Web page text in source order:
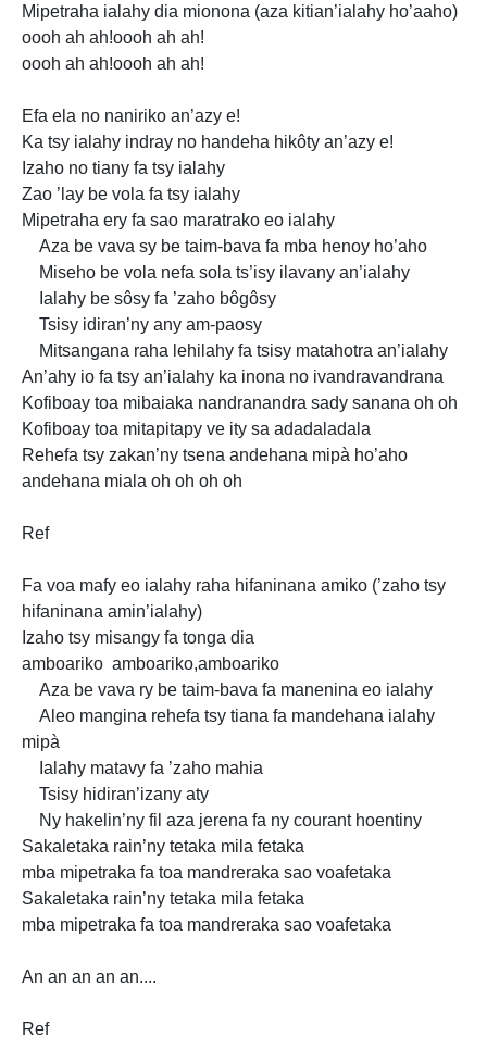
Mipetraha ialahy dia mionona (aza kitian’ialahy ho’aaho)
oooh ah ah!oooh ah ah!
oooh ah ah!oooh ah ah!
Efa ela no naniriko an’azy e!
Ka tsy ialahy indray no handeha hikôty an’azy e!
Izaho no tiany fa tsy ialahy
Zao ’lay be vola fa tsy ialahy
Mipetraha ery fa sao maratrako eo ialahy
Aza be vava sy be taim-bava fa mba henoy ho’aho
Miseho be vola nefa sola ts’isy ilavany an’ialahy
Ialahy be sôsy fa ’zaho bôgôsy
Tsisy idiran’ny any am-paosy
Mitsangana raha lehilahy fa tsisy matahotra an’ialahy
An’ahy io fa tsy an’ialahy ka inona no ivandravandrana
Kofiboay toa mibaiaka nandranandra sady sanana oh oh
Kofiboay toa mitapitapy ve ity sa adadaladala
Rehefa tsy zakan’ny tsena andehana mipà ho’aho
andehana miala oh oh oh oh
Ref
Fa voa mafy eo ialahy raha hifaninana amiko (’zaho tsy
hifaninana amin’ialahy)
Izaho tsy misangy fa tonga dia
amboariko amboariko,amboariko
Aza be vava ry be taim-bava fa manenina eo ialahy
Aleo mangina rehefa tsy tiana fa mandehana ialahy
mipà
Ialahy matavy fa ’zaho mahia
Tsisy hidiran’izany aty
Ny hakelin’ny fil aza jerena fa ny courant hoentiny
Sakaletaka rain’ny tetaka mila fetaka
mba mipetraka fa toa mandreraka sao voafetaka
Sakaletaka rain’ny tetaka mila fetaka
mba mipetraka fa toa mandreraka sao voafetaka
An an an an an....
Ref